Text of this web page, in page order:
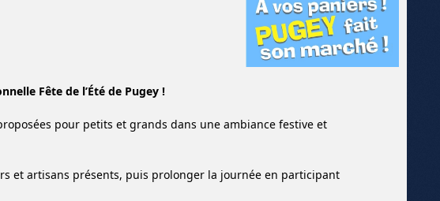
Fête de l’Été de Pugey !
pour petits et grands dans une ambiance festive et
et artisans présents, puis prolonger la journée en participant